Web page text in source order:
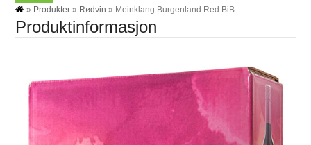
» Produkter » Rødvin » Meinklang Burgenland Red BiB
Produktinformasjon